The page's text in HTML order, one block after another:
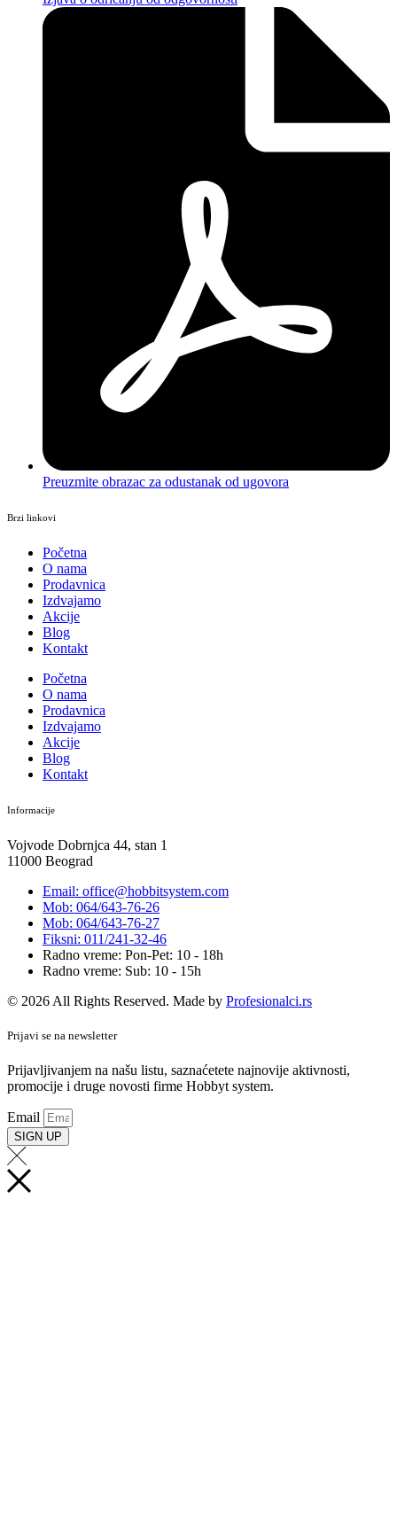
Preuzmite obrazac za odustanak od ugovora
Brzi linkovi
Početna
O nama
Prodavnica
Izdvajamo
Akcije
Blog
Kontakt
Početna
O nama
Prodavnica
Izdvajamo
Akcije
Blog
Kontakt
Informacije
Vojvode Dobrnjca 44, stan 1
11000 Beograd
Email: office@hobbitsystem.com
Mob: 064/643-76-26
Mob: 064/643-76-27
Fiksni: 011/241-32-46
Radno vreme: Pon-Pet: 10 - 18h
Radno vreme: Sub: 10 - 15h
© 2026 All Rights Reserved. Made by Profesionalci.rs
Prijavi se na newsletter
Prijavljivanjem na našu listu, saznaćetete najnovije aktivnosti,
promocije i druge novosti firme Hobbyt system.
Email
SIGN UP